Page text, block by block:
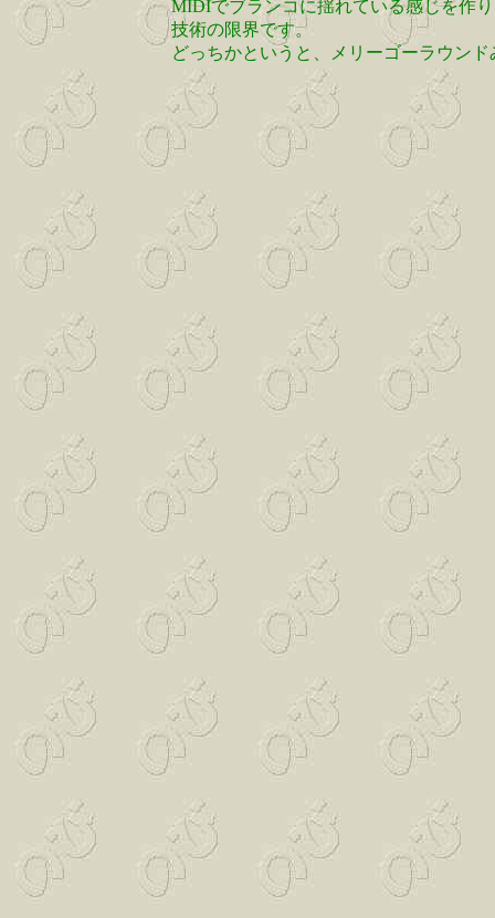
MIDIでブランコに揺れている感じを作
技術の限界です。
どっちかというと、メリーゴーラウン